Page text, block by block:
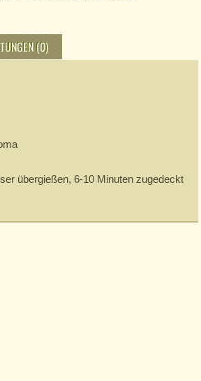
(0)
übergießen, 6-10 Minuten zugedeckt